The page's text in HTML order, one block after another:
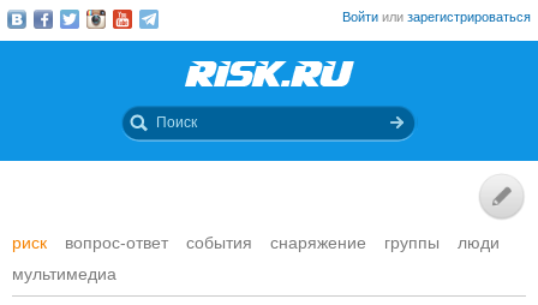
Войти или зарегистрироваться
риск вопрос-ответ события снаряжение группы
люди
мультимедиа